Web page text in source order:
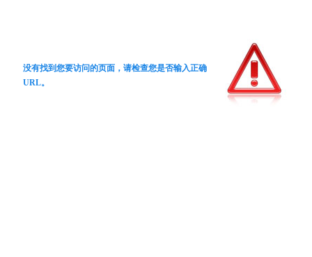
没有找到您要访问的页面，请检查您是否输入正确
URL。